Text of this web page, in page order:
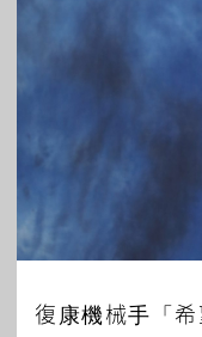
復康機械手「希